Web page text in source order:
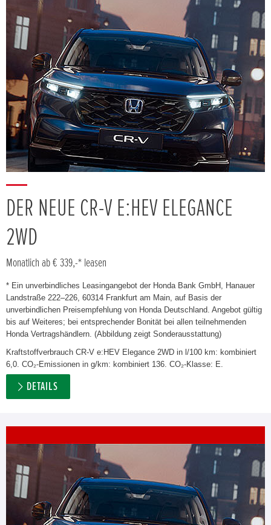
DER NEUE CR-V E:HEV ELEGANCE
2WD
Monatlich ab € 339,-* leasen
* Ein unverbindliches Leasingangebot der Honda Bank GmbH, Hanauer
Landstraße 222–226, 60314 Frankfurt am Main, auf Basis der
unverbindlichen Preisempfehlung von Honda Deutschland. Angebot gültig
bis auf Weiteres; bei entsprechender Bonität bei allen teilnehmenden
Honda Vertragshändlern. (Abbildung zeigt Sonderausstattung)
Kraftstoffverbrauch CR-V e:HEV Elegance 2WD in l/100 km: kombiniert
6,0. CO₂-Emissionen in g/km: kombiniert 136. CO₂-Klasse: E.
DETAILS